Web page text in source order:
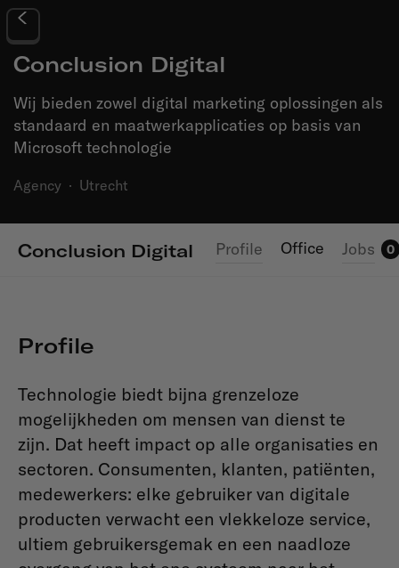
Conclusion Digital
Wij bieden zowel digital marketing oplossingen als
standaard en maatwerkapplicaties op basis van
Microsoft technologie
Agency · Utrecht
Conclusion Digital Profile Office Jobs 0
Profile
Technologie biedt bijna grenzeloze
mogelijkheden om mensen van dienst te
zijn. Dat heeft impact op alle organisaties en
sectoren. Consumenten, klanten, patiënten,
medewerkers: elke gebruiker van digitale
producten verwacht een vlekkeloze service,
ultiem gebruikersgemak en een naadloze